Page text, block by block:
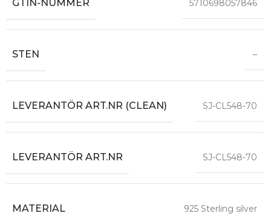
GTIN-NUMMER 5710698057846
STEN –
LEVERANTÖR ART.NR (CLEAN) SJ-CL548-70
LEVERANTÖR ART.NR SJ-CL548-70
MATERIAL 925 Sterling silver